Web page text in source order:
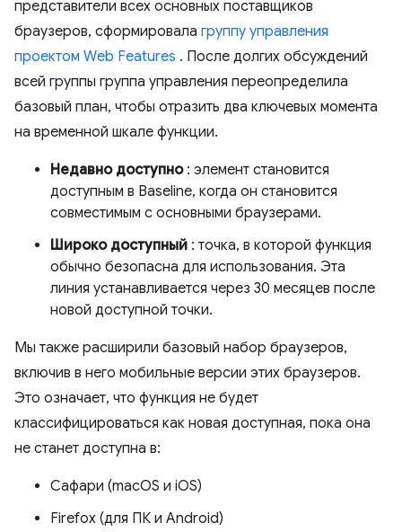
представители всех основных поставщиков
браузеров, сформировала группу управления
проектом Web Features . После долгих обсуждений
всей группы группа управления переопределила
базовый план, чтобы отразить два ключевых момента
на временной шкале функции.
Недавно доступно: элемент становится
доступным в Baseline, когда он становится
совместимым с основными браузерами.
Широко доступный : точка, в которой функция
обычно безопасна для использования. Эта
линия устанавливается через 30 месяцев после
новой доступной точки.
Мы также расширили базовый набор браузеров,
включив в него мобильные версии этих браузеров.
Это означает, что функция не будет
классифицироваться как новая доступная, пока она
не станет доступна в:
Сафари (macOS и iOS)
Firefox (для ПК и Android)